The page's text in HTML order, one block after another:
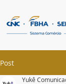
Post
Yukê